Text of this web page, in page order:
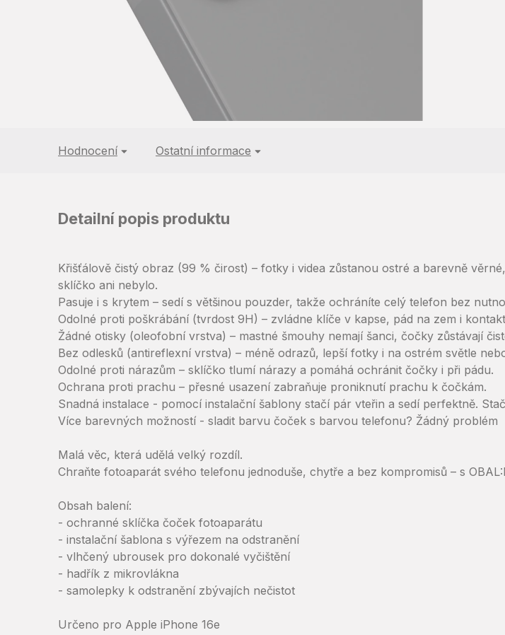
Hodnocení Ostatní informace
Detailní popis produktu
Křišťálově čistý obraz (99 % čirost) – fotky i videa zůstanou ostré a barevně
sklíčko ani nebylo.
Pasuje i s krytem – sedí s většinou pouzder, takže ochráníte celý telefon bez
Odolné proti poškrábání (tvrdost 9H) – zvládne klíče v kapse, pád na zem i
Žádné otisky (oleofobní vrstva) – mastné šmouhy nemají šanci, čočky zůstávají
Bez odlesků (antireflexní vrstva) – méně odrazů, lepší fotky i na ostrém světle
Odolné proti nárazům – sklíčko tlumí nárazy a pomáhá ochránit čočky i při pádu.
Ochrana proti prachu – přesné usazení zabraňuje proniknutí prachu k čočkám.
Snadná instalace - pomocí instalační šablony stačí pár vteřin a sedí perfektně.
Více barevných možností - sladit barvu čoček s barvou telefonu? Žádný problém
Malá věc, která udělá velký rozdíl.
Chraňte fotoaparát svého telefonu jednoduše, chytře a bez kompromisů – s
Obsah balení:
- ochranné sklíčka čoček fotoaparátu
- instalační šablona s výřezem na odstranění
- vlhčený ubrousek pro dokonalé vyčištění
- hadřík z mikrovlákna
- samolepky k odstranění zbývajích nečistot
Určeno pro Apple iPhone 16e